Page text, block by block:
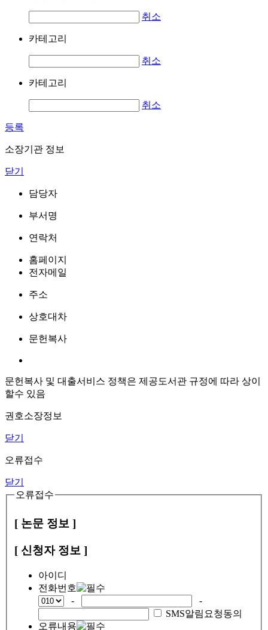
취소
카테고리
취소
카테고리
취소
등록
소장기관 정보
닫기
담당자
부서명
연락처
홈페이지
전자메일
주소
상호대차
문헌복사
문헌복사 및 대출서비스 정책은 제공도서관 규정에 따라 상이
할수 있음
권호소장정보
닫기
오류접수
닫기
오류접수
[ 논문 정보 ]
[ 신청자 정보 ]
아이디
전화번호
-
-
SMS알림요청동의
오류내용